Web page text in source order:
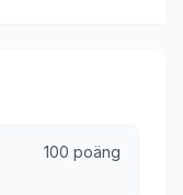
100 poäng